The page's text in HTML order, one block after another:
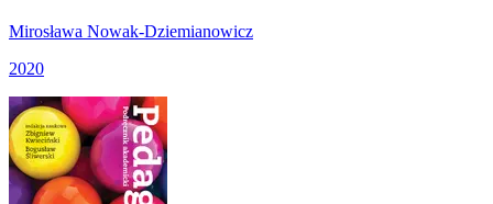
Mirosława Nowak-Dziemianowicz
2020